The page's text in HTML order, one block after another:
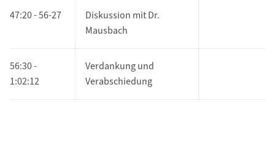
47:20 - 56-27
Diskussion mit Dr.
Mausbach
56:30 -
1:02:12
Verdankung und
Verabschiedung